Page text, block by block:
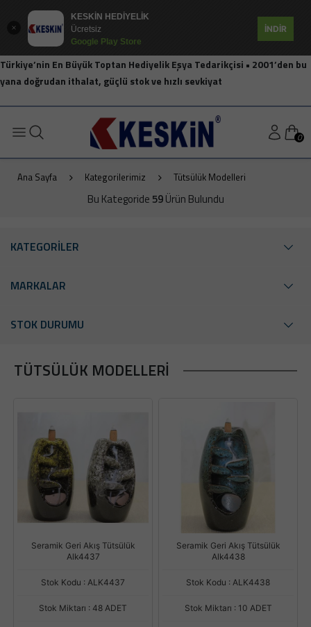
KESKİN HEDİYELİK
Ücretsiz
Google Play Store
İNDİR
Türkiye’nin En Büyük Toptan Hediyelik Eşya Tedarikçisi • 2001’den bu
yana doğrudan ithalat, güçlü stok ve hızlı sevkiyat
0
Ana Sayfa Kategorilerimiz Tütsülük Modelleri
Bu Kategoride 59Ürün Bulundu
KATEGORİLER
MARKALAR
STOK DURUMU
TÜTSÜLÜK MODELLERI
Seramik Geri Akış Tütsülük
Alk4437
Stok Kodu : ALK4437
Stok Miktarı : 48 ADET
Seramik Geri Akış Tütsülük
Alk4438
Stok Kodu : ALK4438
Stok Miktarı : 10 ADET